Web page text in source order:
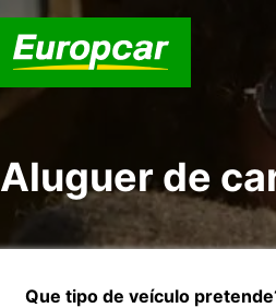
Aluguer de
Que tipo de veículo